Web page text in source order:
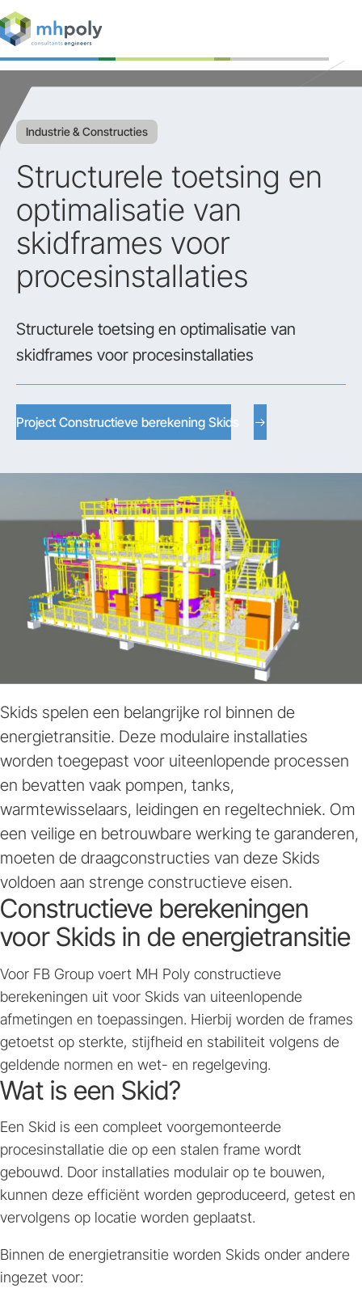
Expertises
Projecten
Werken bij
Contact
Industrie & Constructies
Structurele toetsing en
optimalisatie van
skidframes voor
procesinstallaties
Structurele toetsing en optimalisatie van
skidframes voor procesinstallaties
Project Constructieve berekening Skids
Skids spelen een belangrijke rol binnen de
energietransitie. Deze modulaire installaties
worden toegepast voor uiteenlopende processen
en bevatten vaak pompen, tanks,
warmtewisselaars, leidingen en regeltechniek. Om
een veilige en betrouwbare werking te garanderen,
moeten de draagconstructies van deze Skids
voldoen aan strenge constructieve eisen.
Constructieve berekeningen
voor Skids in de energietransitie
Voor FB Group voert MH Poly constructieve
berekeningen uit voor Skids van uiteenlopende
afmetingen en toepassingen. Hierbij worden de frames
getoetst op sterkte, stijfheid en stabiliteit volgens de
geldende normen en wet- en regelgeving.
Wat is een Skid?
Een Skid is een compleet voorgemonteerde
procesinstallatie die op een stalen frame wordt
gebouwd. Door installaties modulair op te bouwen,
kunnen deze efficiënt worden geproduceerd, getest en
vervolgens op locatie worden geplaatst.
Binnen de energietransitie worden Skids onder andere
ingezet voor: